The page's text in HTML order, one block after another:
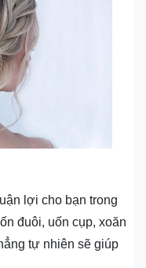
lợi cho bạn trong
đuôi, uốn cụp, xoăn
tự nhiên sẽ giúp